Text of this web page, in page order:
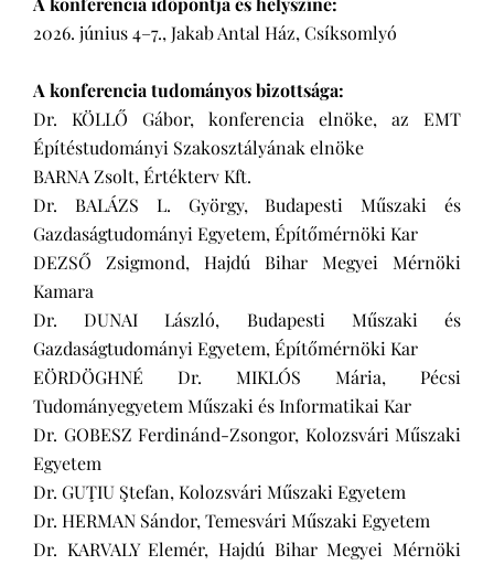
2026. június 4–7., Jakab Antal Ház, Csíksomlyó
A konferencia tudományos bizottsága:
Dr. KÖLLŐ Gábor, konferencia elnöke, az EMT
Építéstudományi Szakosztályának elnöke
BARNA Zsolt, Értékterv Kft.
Dr. BALÁZS L. György, Budapesti Műszaki és
Gazdaságtudományi Egyetem, Építőmérnöki Kar
DEZSŐ Zsigmond, Hajdú Bihar Megyei Mérnöki
Kamara
Dr. DUNAI László, Budapesti Műszaki és
Gazdaságtudományi Egyetem, Építőmérnöki Kar
EÖRDÖGHNÉ Dr. MIKLÓS Mária, Pécsi
Tudományegyetem Műszaki és Informatikai Kar
Dr. GOBESZ Ferdinánd-Zsongor, Kolozsvári Műszaki
Egyetem
Dr. GUŢIU Ştefan, Kolozsvári Műszaki Egyetem
Dr. HERMAN Sándor, Temesvári Műszaki Egyetem
Dr. KARVALY Elemér, Hajdú Bihar Megyei Mérnöki